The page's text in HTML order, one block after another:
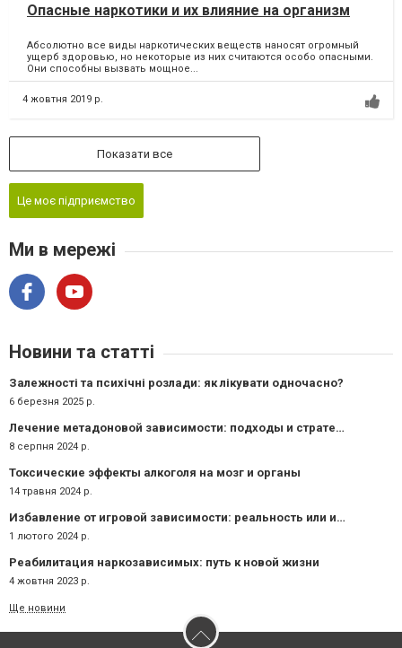
Опасные наркотики и их влияние на организм
Абсолютно все виды наркотических веществ наносят огромный
ущерб здоровью, но некоторые из них считаются особо опасными.
Они способны вызвать мощное...
4 жовтня 2019 р.
Показати все
Це моє підприємство
Ми в мережі
Новини та статті
Залежності та психічні розлади: як лікувати одночасно?
6 березня 2025 р.
Лечение метадоновой зависимости: подходы и стратегии
8 серпня 2024 р.
Токсические эффекты алкоголя на мозг и органы
14 травня 2024 р.
Избавление от игровой зависимости: реальность или иллюзия?
1 лютого 2024 р.
Реабилитация наркозависимых: путь к новой жизни
4 жовтня 2023 р.
Ще новини